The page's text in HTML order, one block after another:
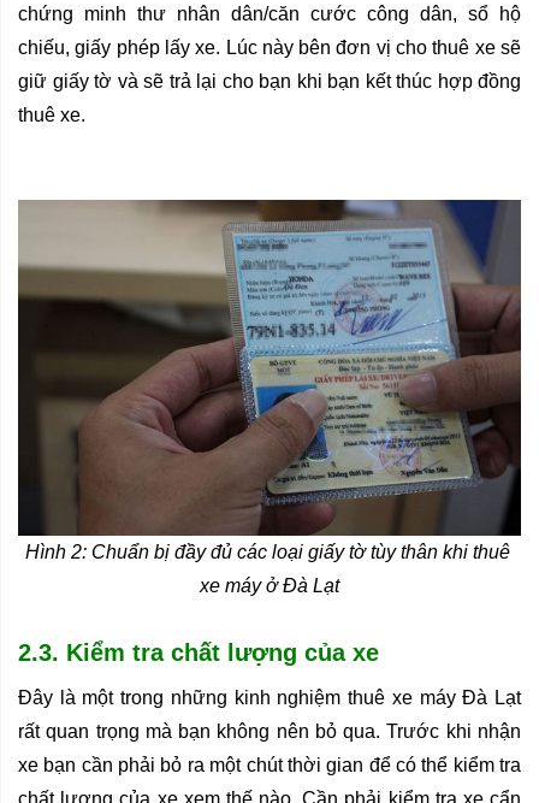
chứng minh thư nhân dân/căn cước công dân, sổ hộ
chiếu, giấy phép lấy xe. Lúc này bên đơn vị cho thuê xe sẽ
giữ giấy tờ và sẽ trả lại cho bạn khi bạn kết thúc hợp đồng
thuê xe.
Hình 2: Chuẩn bị đầy đủ các loại giấy tờ tùy thân khi thuê
xe máy ở Đà Lạt
2.3. Kiểm tra chất lượng của xe
Đây là một trong những kinh nghiệm thuê xe máy Đà Lạt
rất quan trọng mà bạn không nên bỏ qua. Trước khi nhận
xe bạn cần phải bỏ ra một chút thời gian để có thể kiểm tra